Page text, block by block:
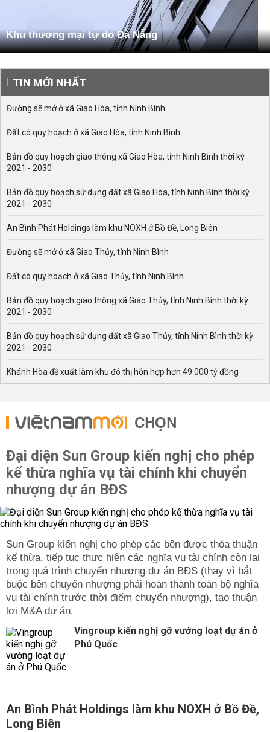
Khu thương mại tự do Đà Nẵng
TIN MỚI NHẤT
Đường sẽ mở ở xã Giao Hòa, tỉnh Ninh Bình
Đất có quy hoạch ở xã Giao Hòa, tỉnh Ninh Bình
Bản đồ quy hoạch giao thông xã Giao Hòa, tỉnh Ninh Bình thời kỳ
2021 - 2030
Bản đồ quy hoạch sử dụng đất xã Giao Hòa, tỉnh Ninh Bình thời kỳ
2021 - 2030
An Bình Phát Holdings làm khu NOXH ở Bồ Đề, Long Biên
Đường sẽ mở ở xã Giao Thủy, tỉnh Ninh Bình
Đất có quy hoạch ở xã Giao Thủy, tỉnh Ninh Bình
Bản đồ quy hoạch giao thông xã Giao Thủy, tỉnh Ninh Bình thời kỳ
2021 - 2030
Bản đồ quy hoạch sử dụng đất xã Giao Thủy, tỉnh Ninh Bình thời kỳ
2021 - 2030
Khánh Hòa đề xuất làm khu đô thị hỗn hợp hơn 49.000 tỷ đồng
CHỌN
Đại diện Sun Group kiến nghị cho phép
kế thừa nghĩa vụ tài chính khi chuyển
nhượng dự án BĐS
Sun Group kiến nghị cho phép các bên được thỏa thuận
kế thừa, tiếp tục thực hiện các nghĩa vụ tài chính còn lại
trong quá trình chuyển nhượng dự án BĐS (thay vì bắt
buộc bên chuyển nhượng phải hoàn thành toàn bộ nghĩa
vụ tài chính trước thời điểm chuyển nhượng), tạo thuận
lợi M&A dự án.
Vingroup kiến nghị gỡ vướng loạt dự án ở
Phú Quốc
An Bình Phát Holdings làm khu NOXH ở Bồ Đề,
Long Biên